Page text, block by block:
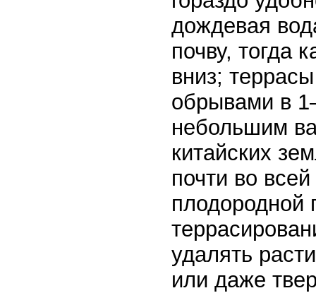
дождевая
почву, тогда
вниз;
обрывами в
небольшим
китайских
почти во
плодородной
удалять
или даже